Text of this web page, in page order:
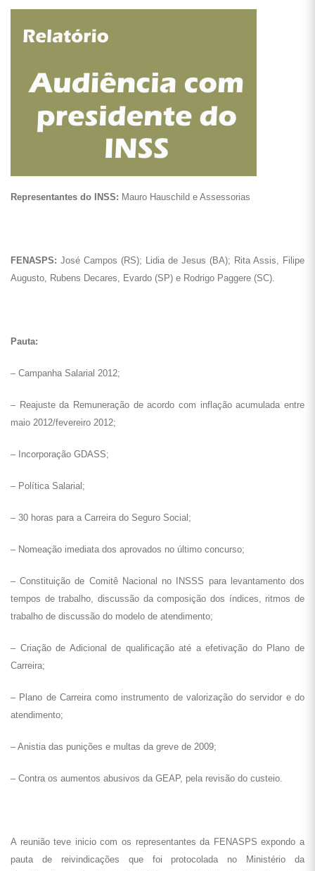
Representantes do INSS: Mauro Hauschild e Assessorias
FENASPS: José Campos (RS); Lidia de Jesus (BA); Rita Assis, Filipe
Augusto, Rubens Decares, Evardo (SP) e Rodrigo Paggere (SC).
Pauta:
– Campanha Salarial 2012;
– Reajuste da Remuneração de acordo com inflação acumulada entre
maio 2012/fevereiro 2012;
– Incorporação GDASS;
– Política Salarial;
– 30 horas para a Carreira do Seguro Social;
– Nomeação imediata dos aprovados no último concurso;
– Constituição de Comitê Nacional no INSSS para levantamento dos
tempos de trabalho, discussão da composição dos índices, ritmos de
trabalho de discussão do modelo de atendimento;
– Criação de Adicional de qualificação até a efetivação do Plano de
Carreira;
– Plano de Carreira como instrumento de valorização do servidor e do
atendimento;
– Anistia das punições e multas da greve de 2009;
– Contra os aumentos abusivos da GEAP, pela revisão do custeio.
A reunião teve inicio com os representantes da FENASPS expondo a
pauta de reivindicações que foi protocolada no Ministério da